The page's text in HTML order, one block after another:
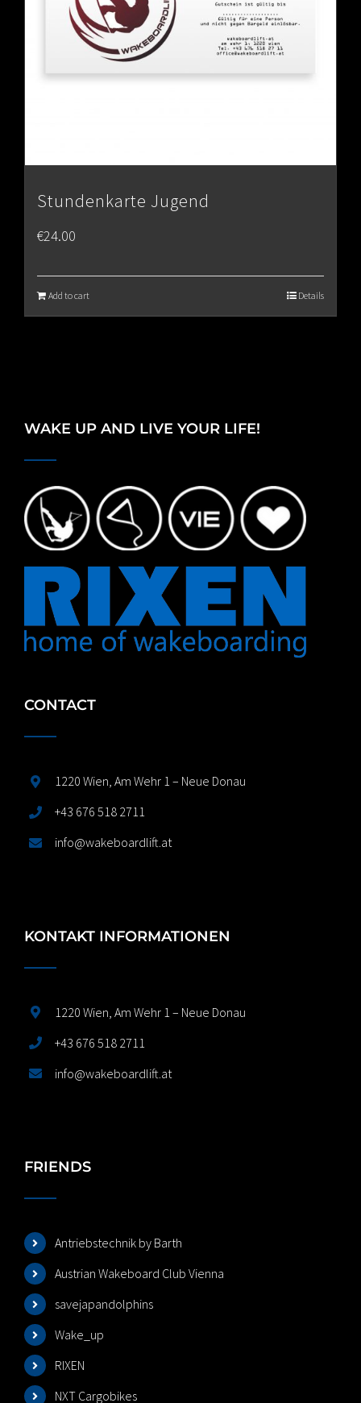
Stundenkarte Jugend
€24.00
Add to cart Details
WAKE UP AND LIVE YOUR LIFE!
CONTACT
1220 Wien, Am Wehr 1 – Neue Donau
+43 676 518 2711
info@wakeboardlift.at
KONTAKT INFORMATIONEN
1220 Wien, Am Wehr 1 – Neue Donau
+43 676 518 2711
info@wakeboardlift.at
FRIENDS
Antriebstechnik by Barth
Austrian Wakeboard Club Vienna
savejapandolphins
Wake_up
RIXEN
NXT Cargobikes